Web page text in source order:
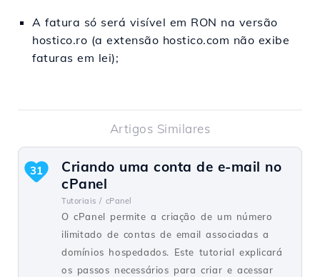
A fatura só será visível em RON na versão
hostico.ro (a extensão hostico.com não exibe
faturas em lei);
Artigos Similares
Criando uma conta de e-mail no
cPanel
Tutoriais / cPanel
O cPanel permite a criação de um número
ilimitado de contas de email associadas a
domínios hospedados. Este tutorial explicará
os passos necessários para criar e acessar
31